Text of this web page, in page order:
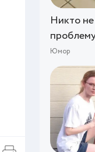
Никто
Юмор